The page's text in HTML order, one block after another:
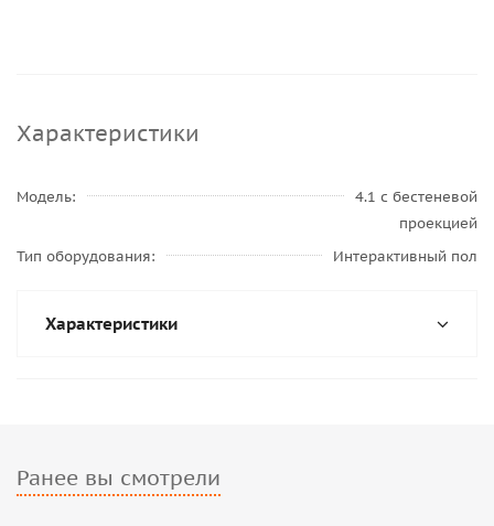
Характеристики
Модель
4.1 с бестеневой
проекцией
Тип оборудования
Интерактивный пол
Характеристики
Ранее вы смотрели